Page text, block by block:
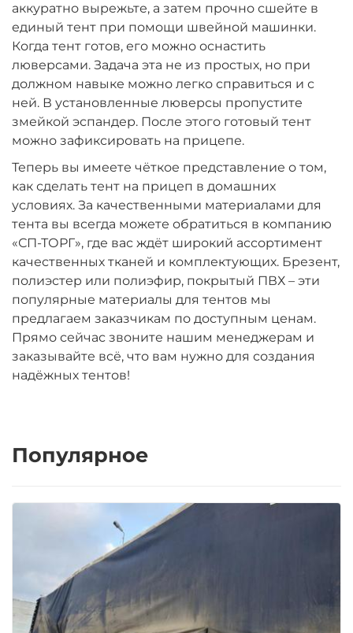
аккуратно вырежьте, а затем прочно сшейте в
единый тент при помощи швейной машинки.
Когда тент готов, его можно оснастить
люверсами. Задача эта не из простых, но при
должном навыке можно легко справиться и с
ней. В установленные люверсы пропустите
змейкой эспандер. После этого готовый тент
можно зафиксировать на прицепе.
Теперь вы имеете чёткое представление о том,
как сделать тент на прицеп в домашних
условиях. За качественными материалами для
тента вы всегда можете обратиться в компанию
«СП-ТОРГ», где вас ждёт широкий ассортимент
качественных тканей и комплектующих. Брезент,
полиэстер или полиэфир, покрытый ПВХ – эти
популярные материалы для тентов мы
предлагаем заказчикам по доступным ценам.
Прямо сейчас звоните нашим менеджерам и
заказывайте всё, что вам нужно для создания
надёжных тентов!
Популярное